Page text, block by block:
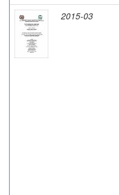
2015-03